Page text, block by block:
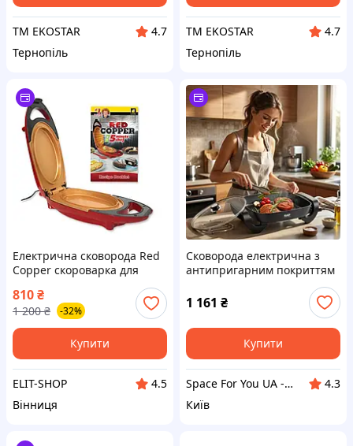
ТМ EKOSTAR
4.7
Тернопіль
ТМ EKOSTAR
4.7
Тернопіль
Електрична сковорода Red
Copper скороварка для
810₴
1 200 ₴ -32%
Купити
ELIT-SHOP
4.5
Вінниця
Сковорода електрична з
антипригарним покриттям
1 161 ₴
Купити
Space For You UA - STORE
4.3
Київ